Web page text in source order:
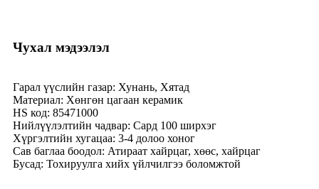
Чухал мэдээлэл
Гарал үүслийн газар: Хунань, Хятад
Материал: Хөнгөн цагаан керамик
HS код: 85471000
Нийлүүлэлтийн чадвар: Сард 100 ширхэг
Хүргэлтийн хугацаа: 3-4 долоо хоног
Сав баглаа боодол: Атираат хайрцаг, хөөс, хайрцаг
Бусад: Тохируулга хийх үйлчилгээ боломжтой